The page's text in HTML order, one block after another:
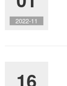
2022-11
16